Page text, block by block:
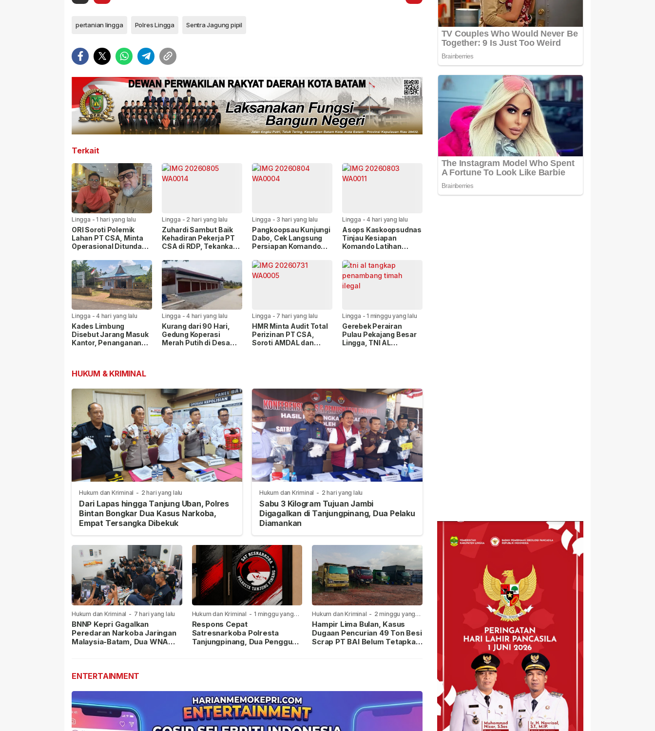
pertanian lingga Polres Lingga Sentra Jagung pipil
Terkait
Lingga -1 hari yang lalu
ORI Soroti Polemik
Lahan PT CSA, Minta
Operasional Ditunda
Dipastikan
Lingga - 2 hari yang lalu
Zuhardi Sambut Baik
Kehadiran Pekerja PT
CSA di RDP, Tekankan
Masyarakat
Lingga - 3 hari yang lalu
Pangkoopsau Kunjungi
Dabo, Cek Langsung
Persiapan Komando
TNI 2026
Lingga -4 hari yang lalu
Asops Kaskoopsudnas
Tinjau Kesiapan
Komando Latihan
di Dabo
Lingga -4 hari yang lalu
Kades Limbung
Disebut Jarang Masuk
Kantor, Penanganan
Lingga -4 hari yang lalu
Kurang dari 90 Hari,
Gedung Koperasi
Merah Putih di Desa
Lingga - 7 hari yang lalu
HMR Minta Audit Total
Perizinan PT CSA,
Soroti AMDAL dan
Lingga -1 minggu yang lalu
Gerebek Perairan
Pulau Pekajang Besar
Lingga, TNI AL
HUKUM & KRIMINAL
Hukum dan Kriminal - 2 hari yang lalu
Dari Lapas hingga Tanjung Uban, Polres
Bintan Bongkar Dua Kasus Narkoba,
Empat Tersangka Dibekuk
Hukum dan Kriminal - 2 hari yang lalu
Sabu 3 Kilogram Tujuan Jambi
Digagalkan di Tanjungpinang, Dua Pelaku
Diamankan
Hukum dan Kriminal - 7 hari yang lalu
BNNP Kepri Gagalkan
Peredaran Narkoba Jaringan
Malaysia-Batam, Dua WNA
Hukum dan Kriminal - 1 minggu yang
lalu
Respons Cepat
Satresnarkoba Polresta
Tanjungpinang, Dua Pengguna
Hukum dan Kriminal - 2 minggu yang
lalu
Hampir Lima Bulan, Kasus
Dugaan Pencurian 49 Ton Besi
Scrap PT BAI Belum Tetapkan
ENTERTAINMENT